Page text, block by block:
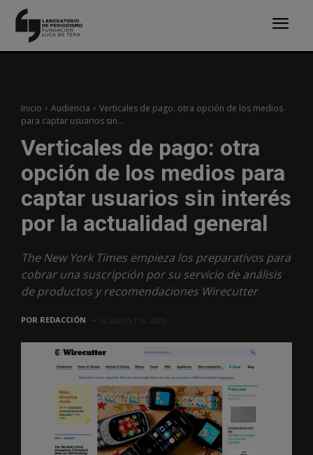
Inicio Audiencia
Verticales de pago: otra opción de los medios
para captar usuarios sin...
Verticales de pago: otra
opción de los medios para
captar usuarios sin interés
por la actualidad general
The New York Times empieza los preparativos para
cobrar una suscripción por su servicio de análisis
de productos y recomendaciones Wirecutter
POR REDACCIÓN